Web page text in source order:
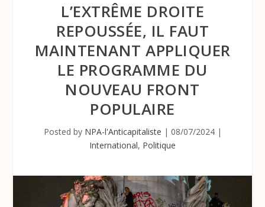
L’EXTRÊME DROITE
REPOUSSÉE, IL FAUT
MAINTENANT APPLIQUER
LE PROGRAMME DU
NOUVEAU FRONT
POPULAIRE
Posted by NPA-l'Anticapitaliste | 08/07/2024|
International, Politique